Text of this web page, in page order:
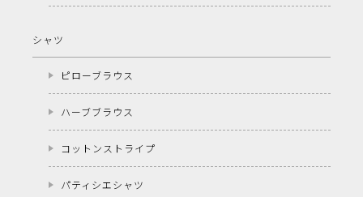
シャツ
ピローブラウス
ハーブブラウス
コットンストライプ
パティシエシャツ